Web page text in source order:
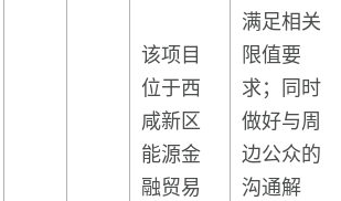
该项目
位于西
咸新区
能源金
融贸易
满足相关
限值要
求；同时
做好与周
边公众的
沟通解